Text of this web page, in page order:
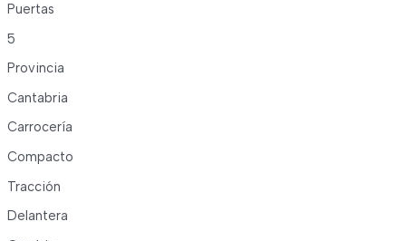
Puertas
5
Provincia
Cantabria
Carrocería
Compacto
Tracción
Delantera